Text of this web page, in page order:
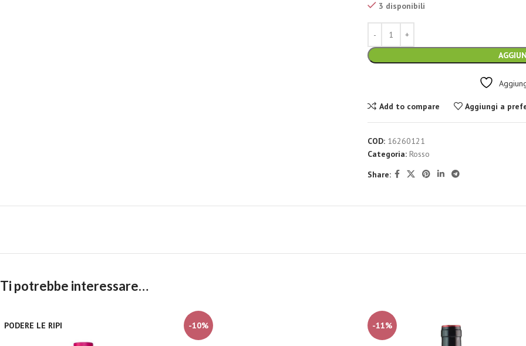
3 disponibili
Add to compare Aggiungi a
COD: 16260121
Categoria: Rosso
Share:
Ti potrebbe interessare…
PODERE LE RIPI -10% -11%